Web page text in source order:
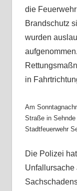
die
Brandschutz
wurden
in
Am
Straße in
Stadtfeuerwehr
Die Polizei
Unfallursache